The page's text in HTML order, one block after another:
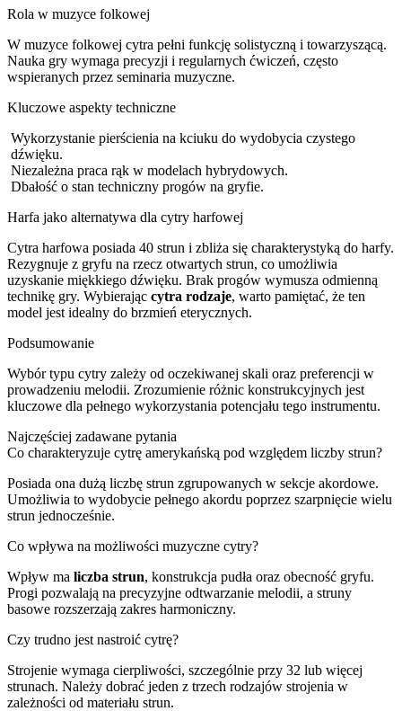
Rola w muzyce folkowej
W muzyce folkowej cytra pełni funkcję solistyczną i towarzyszącą.
Nauka gry wymaga precyzji i regularnych ćwiczeń, często
wspieranych przez seminaria muzyczne.
Kluczowe aspekty techniczne
Wykorzystanie pierścienia na kciuku do wydobycia czystego
dźwięku.
Niezależna praca rąk w modelach hybrydowych.
Dbałość o stan techniczny progów na gryfie.
Harfa jako alternatywa dla cytry harfowej
Cytra harfowa posiada 40 strun i zbliża się charakterystyką do harfy.
Rezygnuje z gryfu na rzecz otwartych strun, co umożliwia
uzyskanie miękkiego dźwięku. Brak progów wymusza odmienną
technikę gry. Wybierając cytra rodzaje, warto pamiętać, że ten
model jest idealny do brzmień eterycznych.
Podsumowanie
Wybór typu cytry zależy od oczekiwanej skali oraz preferencji w
prowadzeniu melodii. Zrozumienie różnic konstrukcyjnych jest
kluczowe dla pełnego wykorzystania potencjału tego instrumentu.
Najczęściej zadawane pytania
Co charakteryzuje cytrę amerykańską pod względem liczby strun?
Posiada ona dużą liczbę strun zgrupowanych w sekcje akordowe.
Umożliwia to wydobycie pełnego akordu poprzez szarpnięcie wielu
strun jednocześnie.
Co wpływa na możliwości muzyczne cytry?
Wpływ ma liczba strun, konstrukcja pudła oraz obecność gryfu.
Progi pozwalają na precyzyjne odtwarzanie melodii, a struny
basowe rozszerzają zakres harmoniczny.
Czy trudno jest nastroić cytrę?
Strojenie wymaga cierpliwości, szczególnie przy 32 lub więcej
strunach. Należy dobrać jeden z trzech rodzajów strojenia w
zależności od materiału strun.